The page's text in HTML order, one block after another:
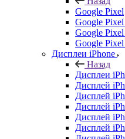
Google Pixel
Google
Google
Google
Дисплеи iPhone
Назад
Дисплеи
Дисплей
Дисплей
Дисплей
Дисплей
Дисплей